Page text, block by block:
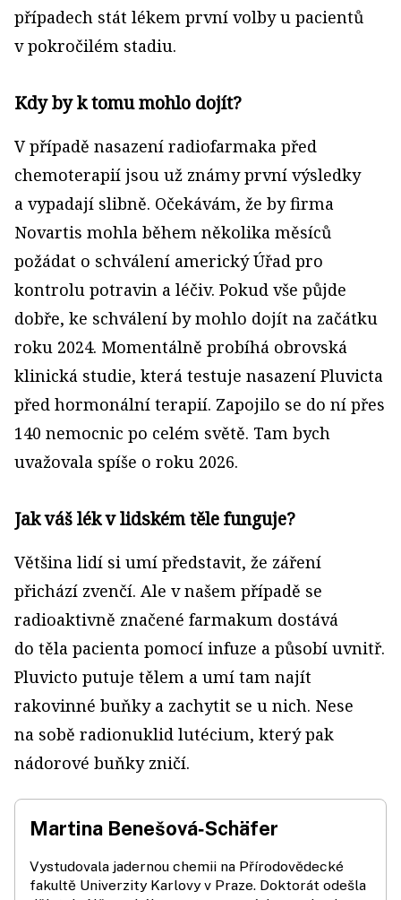
případech stát lékem první volby u pacientů
v pokročilém stadiu.
Kdy by k tomu mohlo dojít?
V případě nasazení radiofarmaka před
chemoterapií jsou už známy první výsledky
a vypadají slibně. Očekávám, že by firma
Novartis mohla během několika měsíců
požádat o schválení americký Úřad pro
kontrolu potravin a léčiv. Pokud vše půjde
dobře, ke schválení by mohlo dojít na začátku
roku 2024. Momentálně probíhá obrovská
klinická studie, která testuje nasazení Pluvicta
před hormonální terapií. Zapojilo se do ní přes
140 nemocnic po celém světě. Tam bych
uvažovala spíše o roku 2026.
Jak váš lék v lidském těle funguje?
Většina lidí si umí představit, že záření
přichází zvenčí. Ale v našem případě se
radioaktivně značené farmakum dostává
do těla pacienta pomocí infuze a působí uvnitř.
Pluvicto putuje tělem a umí tam najít
rakovinné buňky a zachytit se u nich. Nese
na sobě radionuklid lutécium, který pak
nádorové buňky zničí.
Martina Benešová‑Schäfer
Vystudovala jadernou chemii na Přírodovědecké
fakultě Univerzity Karlovy v Praze. Doktorát odešla